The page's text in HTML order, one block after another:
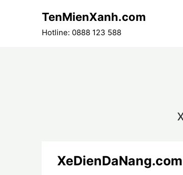
TenMienXanh.com
Hotline: 0888 123 588
XeDienDaNang.com